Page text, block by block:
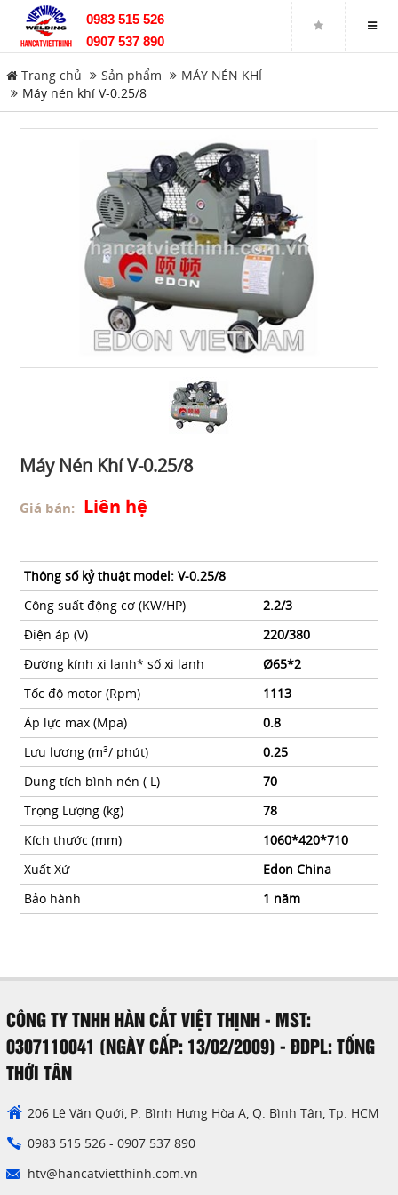
0983 515 526
0907 537 890
MÁY CẮT ỐNG GMACC
MÁY CẮT OXY-GAS/ACETYLEN
SẮT THÉP, INOX, NHÔM
Trang chủ Sản phẩm
MÁY NÉN KHÍ
Máy nén khí V-0.25/8
Máy Nén Khí V-0.25/8
Giá bán: Liên hệ
Thông số kỷ thuật model: V-0.25/8
Công suất động cơ (KW/HP)
2.2/3
Điện áp (V)
220/380
Đường kính xi lanh* số xi lanh
Ø65*2
Tốc độ motor (Rpm)
1113
Áp lực max (Mpa)
0.8
Lưu lượng (m3/ phút)
0.25
Dung tích bình nén ( L)
70
Trọng Lượng (kg)
78
Kích thước (mm)
1060*420*710
Xuất Xứ
Edon China
Bảo hành
1 năm
CÔNG TY TNHH HÀN CẮT VIỆT THỊNH - MST:
0307110041 (NGÀY CẤP: 13/02/2009) - ĐDPL: TỐNG
THỚI TÂN
206 Lê Văn Quới, P. Bình Hưng Hòa A, Q. Bình Tân, Tp. HCM
0983 515 526 - 0907 537 890
htv@hancatvietthinh.com.vn